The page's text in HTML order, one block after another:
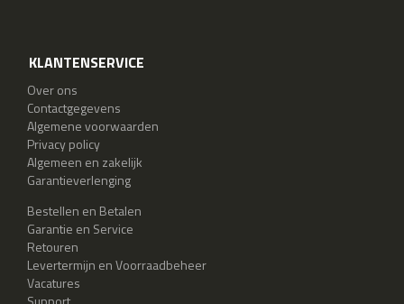
KLANTENSERVICE
Over ons
Contactgegevens
Algemene voorwaarden
Privacy policy
Algemeen en zakelijk
Garantieverlenging
Bestellen en Betalen
Garantie en Service
Retouren
Levertermijn en Voorraadbeheer
Vacatures